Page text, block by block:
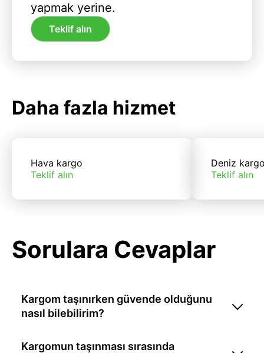
yapmak yerine.
Teklif alın
Daha fazla hizmet
Hava kargo
Teklif alın
Deniz
Teklif alın
Sorulara Cevaplar
Kargom taşınırken güvende olduğunu
nasıl bilebilirim?
Kargomun taşınması sırasında